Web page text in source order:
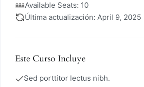
Available Seats: 10
Última actualización: April 9, 2025
Este Curso Incluye
Sed porttitor lectus nibh.